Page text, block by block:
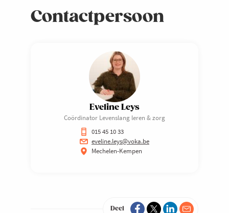
Contactpersoon
Eveline Leys
Coördinator Levenslang leren & zorg
015 45 10 33
eveline.leys@voka.be
Mechelen-Kempen
Deel